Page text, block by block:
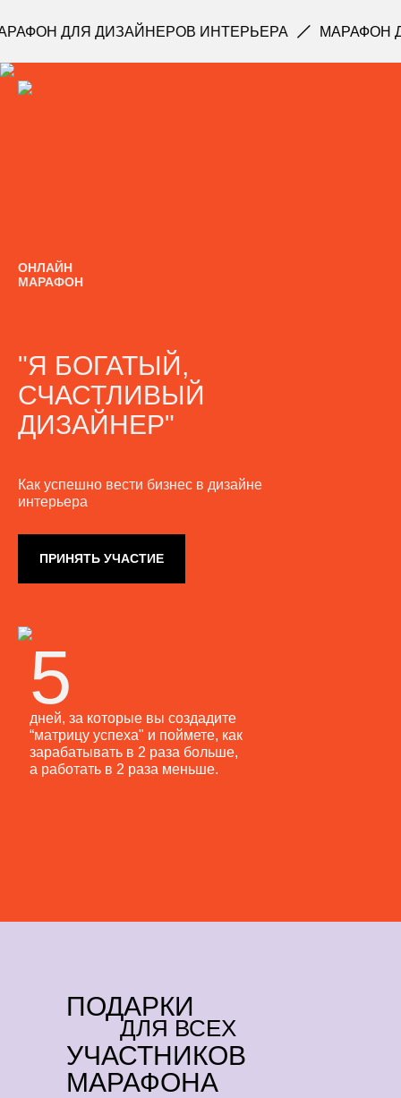
ДЛЯ ДИЗАЙНЕРОВ ИНТЕРЬЕРА МАРАФОН ДЛЯ
ОНЛАЙН
МАРАФОН
5
дней, за которые вы создадите
“матрицу успеха" и поймете, как
зарабатывать в 2 раза больше,
а работать в 2 раза меньше.
"Я БОГАТЫЙ,
СЧАСТЛИВЫЙ
ДИЗАЙНЕР"
Как успешно вести бизнес в дизайне
интерьера
ПРИНЯТЬ УЧАСТИЕ
ПОДАРКИ
ДЛЯ ВСЕХ
УЧАСТНИКОВ
МАРАФОНА